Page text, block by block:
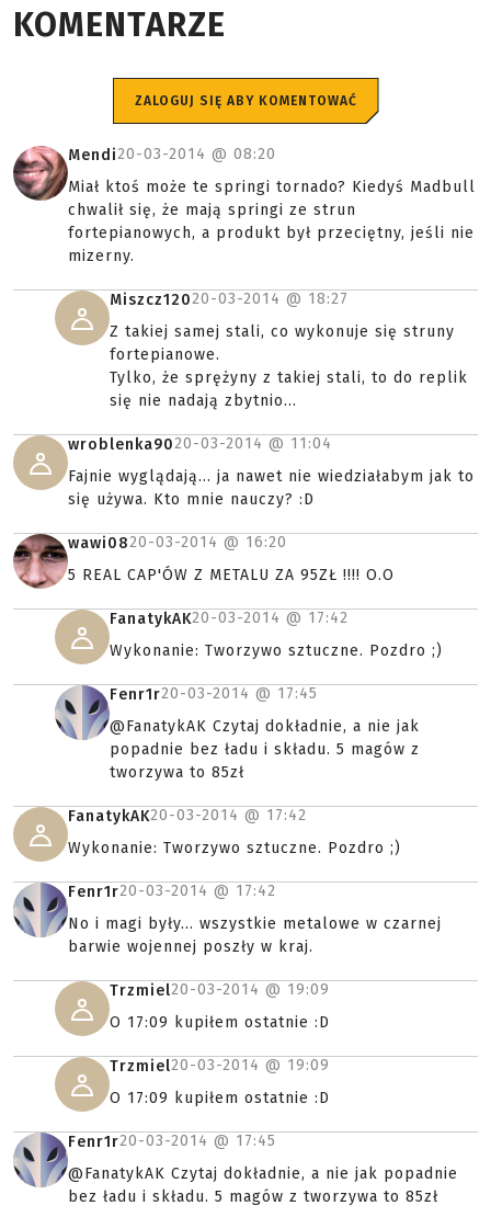
KOMENTARZE
ZALOGUJ SIĘ ABY KOMENTOWAĆ
Mendi20-03-2014 @ 08:20
Miał ktoś może te springi tornado? Kiedyś Madbull
chwalił się, że mają springi ze strun
fortepianowych, a produkt był przeciętny, jeśli nie
mizerny.
Miszcz12020-03-2014 @ 18:27
Z takiej samej stali, co wykonuje się struny
fortepianowe.
Tylko, że sprężyny z takiej stali, to do replik
się nie nadają zbytnio...
wroblenka9020-03-2014 @ 11:04
Fajnie wyglądają... ja nawet nie wiedziałabym jak to
się używa. Kto mnie nauczy? :D
wawi0820-03-2014 @ 16:20
5 REAL CAP'ÓW Z METALU ZA 95ZŁ !!!! O.O
FanatykAK20-03-2014 @ 17:42
Wykonanie: Tworzywo sztuczne. Pozdro ;)
Fenr1r20-03-2014 @ 17:45
@FanatykAK Czytaj dokładnie, a nie jak
popadnie bez ładu i składu. 5 magów z
tworzywa to 85zł
FanatykAK20-03-2014 @ 17:42
Wykonanie: Tworzywo sztuczne. Pozdro ;)
Fenr1r20-03-2014 @ 17:42
No i magi były... wszystkie metalowe w czarnej
barwie wojennej poszły w kraj.
Trzmiel20-03-2014 @ 19:09
O 17:09 kupiłem ostatnie :D
Trzmiel20-03-2014 @ 19:09
O 17:09 kupiłem ostatnie :D
Fenr1r20-03-2014 @ 17:45
@FanatykAK Czytaj dokładnie, a nie jak popadnie
bez ładu i składu. 5 magów z tworzywa to 85zł